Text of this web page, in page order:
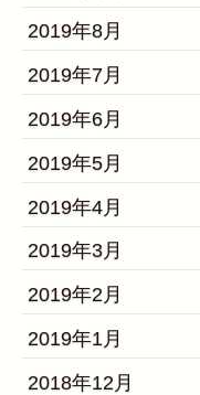
2019年8月
2019年7月
2019年6月
2019年5月
2019年4月
2019年3月
2019年2月
2019年1月
2018年12月